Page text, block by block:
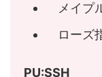
メイプ
ローズ
PU:SSH